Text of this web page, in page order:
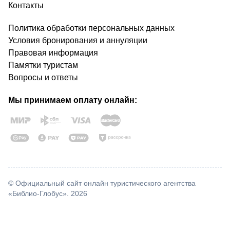
Контакты
Политика обработки персональных данных
Условия бронирования и аннуляции
Правовая информация
Памятки туристам
Вопросы и ответы
Мы принимаем оплату онлайн:
© Официальный сайт онлайн туристического агентства
«Библио-Глобус». 2026